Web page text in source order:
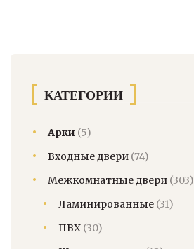
КАТЕГОРИИ
Арки (5)
Входные двери (74)
Межкомнатные двери (303)
Ламинированные (31)
ПВХ (30)